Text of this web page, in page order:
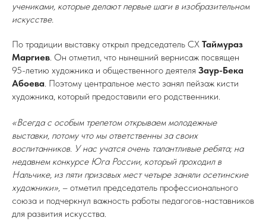
учениками, которые делают первые шаги в изобразительном
искусстве.
По традиции выставку открыл председатель СХ Таймураз
Маргиев. Он отметил, что нынешний вернисаж посвящен
95-летию художника и общественного деятеля Заур-Бека
Абоева. Поэтому центральное место занял пейзаж кисти
художника, который предоставили его родственники.
«Всегда с особым трепетом открываем молодежные
выставки, потому что мы ответственны за своих
воспитанников. У нас учатся очень талантливые ребята; на
недавнем конкурсе Юга России, который проходил в
Нальчике, из пяти призовых мест четыре заняли осетинские
художники», – отметил председатель профессионального
союза и подчеркнул важность работы педагогов-наставников
для развития искусства.